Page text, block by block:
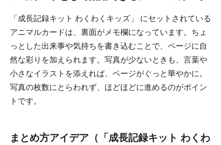
「成長記録キット わくわくキッズ」 にセットされている
アニマルカードは、裏面がメモ欄になっています。ちょ
っとした出来事や気持ちを書き込むことで、ページに自
然な彩りを加えられます。写真が少ないときも、言葉や
小さなイラストを添えれば、ページがぐっと華やかに。
写真の枚数にとらわれず、ほどほどに進めるのがポイン
トです。
まとめ方アイデア（「成長記録キット わくわ